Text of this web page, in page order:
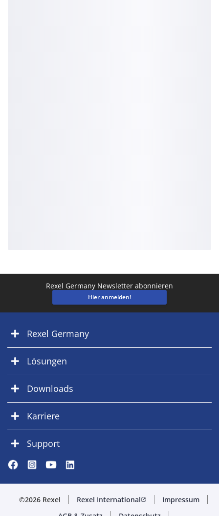
Rexel Germany Newsletter abonnieren
Hier anmelden!
Rexel Germany
Lösungen
Downloads
Karriere
Support
©2026 Rexel Rexel Internationalopen_in_new
Impressum